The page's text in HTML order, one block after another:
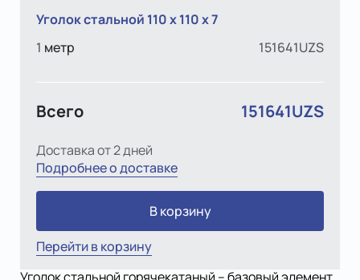
Уголок стальной 110 х 110 x 7
1 метр 151641UZS
Всего 151641UZS
Доставка от 2 дней
Подробнее о доставке
В корзину
Перейти в корзину